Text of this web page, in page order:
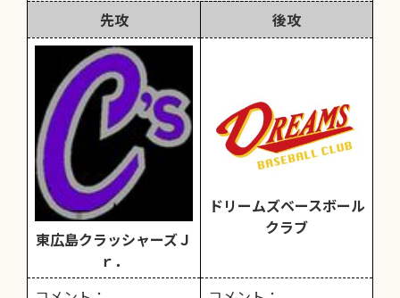
先攻 後攻
東広島クラッシャーズＪ
ｒ．
ドリームズベースボール
クラブ